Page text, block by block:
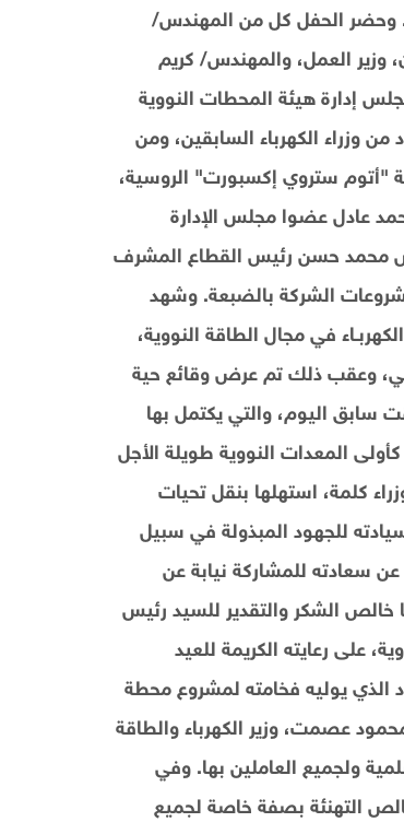
وحضر الحفل كل من المهندس/
وزير العمل، والمهندس/ كريم
إدارة هيئة المحطات النووية
من وزراء الكهرباء السابقين، ومن
"أتوم ستروي إكسبورت" الروسية،
عادل عضوا مجلس الإدارة
محمد حسن رئيس القطاع المشرف
الشركة بالضبعة. وشهد
في مجال الطاقة النووية،
وعقب ذلك تم عرض وقائع حية
سابق اليوم، والتي يكتمل بها
المعدات النووية طويلة الأجل
كلمة، استهلها بنقل تحيات
للجهود المبذولة في سبيل
سعادته للمشاركة نيابة عن
خالص الشكر والتقدير للسيد رئيس
على رعايته الكريمة للعيد
الذي يوليه فخامته لمشروع محطة
عصمت، وزير الكهرباء والطاقة
ولجميع العاملين بها. وفي
التهنئة بصفة خاصة لجميع